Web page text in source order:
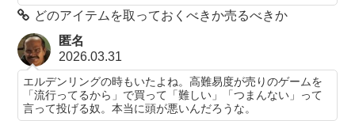
どのアイテムを取っておくべきか売るべきか
匿名
2026.03.31
エルデンリングの時もいたよね。高難易度が売りのゲームを
「流行ってるから」で買って「難しい」「つまんない」って
言って投げる奴。本当に頭が悪いんだろうな。